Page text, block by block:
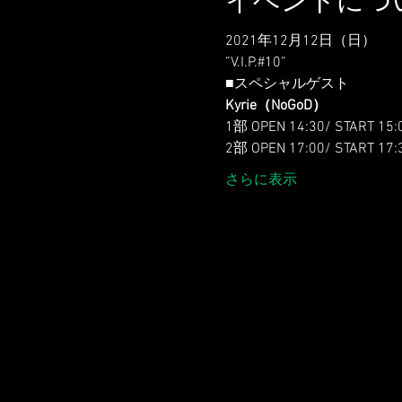
2021年12月12日（日）
”V.I.P.#10”
■スペシャルゲスト
Kyrie（NoGoD）
1部 OPEN 14:30/ START
2部 OPEN 17:00/ START
さらに表示